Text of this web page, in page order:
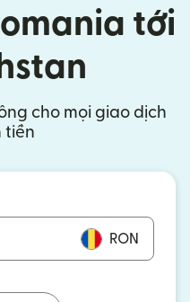
tới
cho mọi giao dịch
tiền
RON